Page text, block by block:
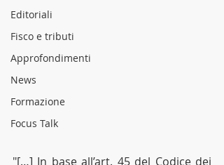
Editoriali
Fisco e tributi
Approfondimenti
News
Formazione
Focus Talk
"[…] In base all’art. 45 del Codice dei